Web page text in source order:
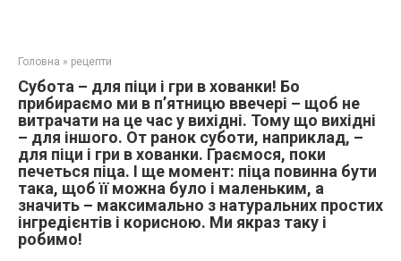
Головна » рецепти
Субота – для піци і гри в хованки! Бо
прибираємо ми в п’ятницю ввечері – щоб не
витрачати на це час у вихідні. Тому що вихідні
– для іншого. От ранок суботи, наприклад, –
для піци і гри в хованки. Граємося, поки
печеться піца. І ще момент: піца повинна бути
така, щоб її можна було і маленьким, а
значить – максимально з натуральних простих
інгредієнтів і корисною. Ми якраз таку і
робимо!